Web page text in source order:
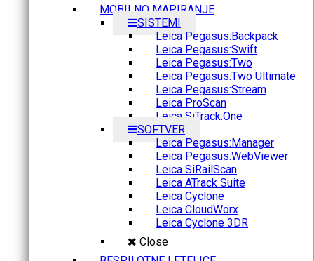
MOBILNO MAPIRANJE
SISTEMI
Leica Pegasus:Backpack
Leica Pegasus:Swift
Leica Pegasus:Two
Leica Pegasus:Two Ultimate
Leica Pegasus:Stream
Leica ProScan
Leica SiTrack:One
SOFTVER
Leica Pegasus:Manager
Leica Pegasus:WebViewer
Leica SiRailScan
Leica ATrack Suite
Leica Cyclone
Leica CloudWorx
Leica Cyclone 3DR
Close